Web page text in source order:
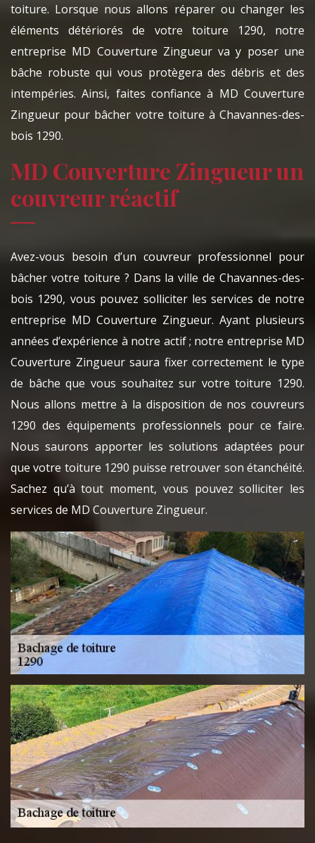
toiture. Lorsque nous allons réparer ou changer les
éléments détériorés de votre toiture 1290, notre
entreprise MD Couverture Zingueur va y poser une
bâche robuste qui vous protègera des débris et des
intempéries. Ainsi, faites confiance à MD Couverture
Zingueur pour bâcher votre toiture à Chavannes-des-
bois 1290.
MD Couverture Zingueur un
couvreur réactif
Avez-vous besoin d’un couvreur professionnel pour
bâcher votre toiture ? Dans la ville de Chavannes-des-
bois 1290, vous pouvez solliciter les services de notre
entreprise MD Couverture Zingueur. Ayant plusieurs
années d’expérience à notre actif ; notre entreprise MD
Couverture Zingueur saura fixer correctement le type
de bâche que vous souhaitez sur votre toiture 1290.
Nous allons mettre à la disposition de nos couvreurs
1290 des équipements professionnels pour ce faire.
Nous saurons apporter les solutions adaptées pour
que votre toiture 1290 puisse retrouver son étanchéité.
Sachez qu’à tout moment, vous pouvez solliciter les
services de MD Couverture Zingueur.